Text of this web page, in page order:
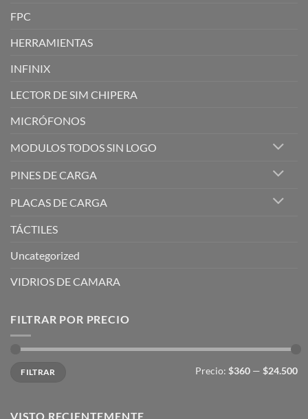
FPC
HERRAMIENTAS
INFINIX
LECTOR DE SIM CHIPERA
MICRÓFONOS
MODULOS TODOS SIN LOGO
PINES DE CARGA
PLACAS DE CARGA
TÁCTILES
Uncategorized
VIDRIOS DE CAMARA
FILTRAR POR PRECIO
mínimo
máximo
FILTRAR Precio: $360 — $24.500
VISTO RECIENTEMENTE